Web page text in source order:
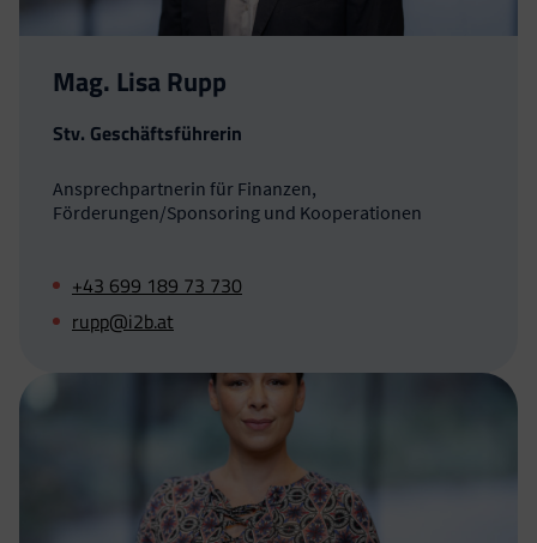
Mag. Lisa Rupp
Stv. Geschäftsführerin
Ansprechpartnerin für Finanzen,
Förderungen/Sponsoring und Kooperationen
+43 699 189 73 730
rupp@i2b.at